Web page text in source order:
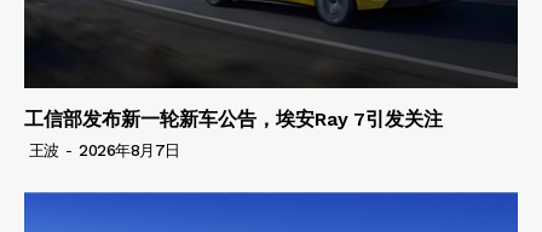
工信部发布新一轮新车公告，埃安Ray 7引发关注
王波 - 2026年8月7日